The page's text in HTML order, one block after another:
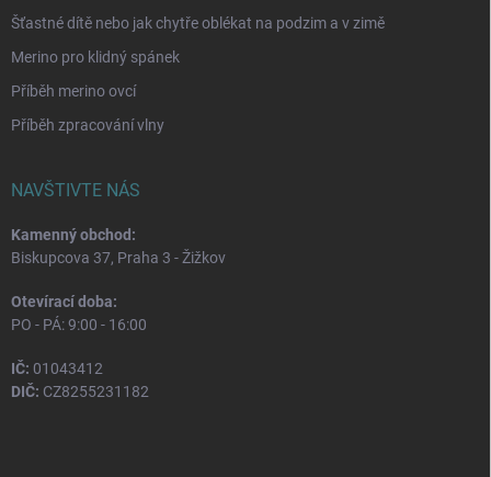
Šťastné dítě nebo jak chytře oblékat na podzim a v zimě
Merino pro klidný spánek
Příběh merino ovcí
Příběh zpracování vlny
NAVŠTIVTE NÁS
Kamenný obchod:
Biskupcova 37, Praha 3 - Žižkov
Otevírací doba:
PO - PÁ: 9:00 - 16:00
IČ: 01043412
DIČ: CZ8255231182